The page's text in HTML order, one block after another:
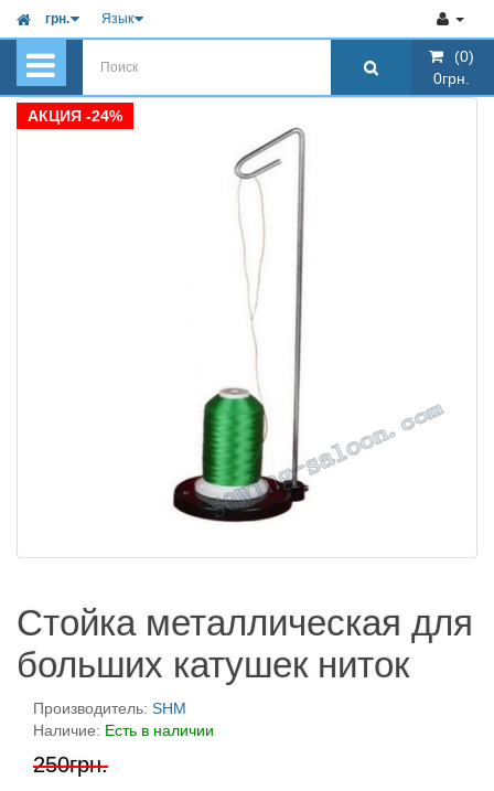
грн. Язык
(0)
0грн.
АКЦИЯ -24%
Стойка металлическая для
больших катушек ниток
Производитель: SHM
Наличие: Есть в наличии
250грн.